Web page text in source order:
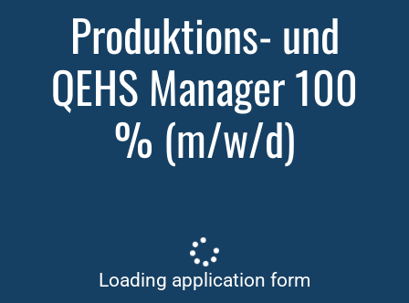
Produktions- und
QEHS Manager 100
% (m/w/d)
Loading application form